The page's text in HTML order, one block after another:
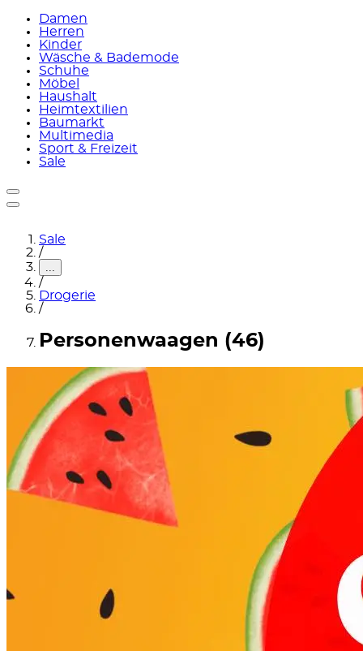
Damen
Herren
Kinder
Wäsche & Bademode
Schuhe
Möbel
Haushalt
Heimtextilien
Baumarkt
Multimedia
Sport & Freizeit
Sale
Sale
/
...
/
Drogerie
/
Personenwaagen (46)